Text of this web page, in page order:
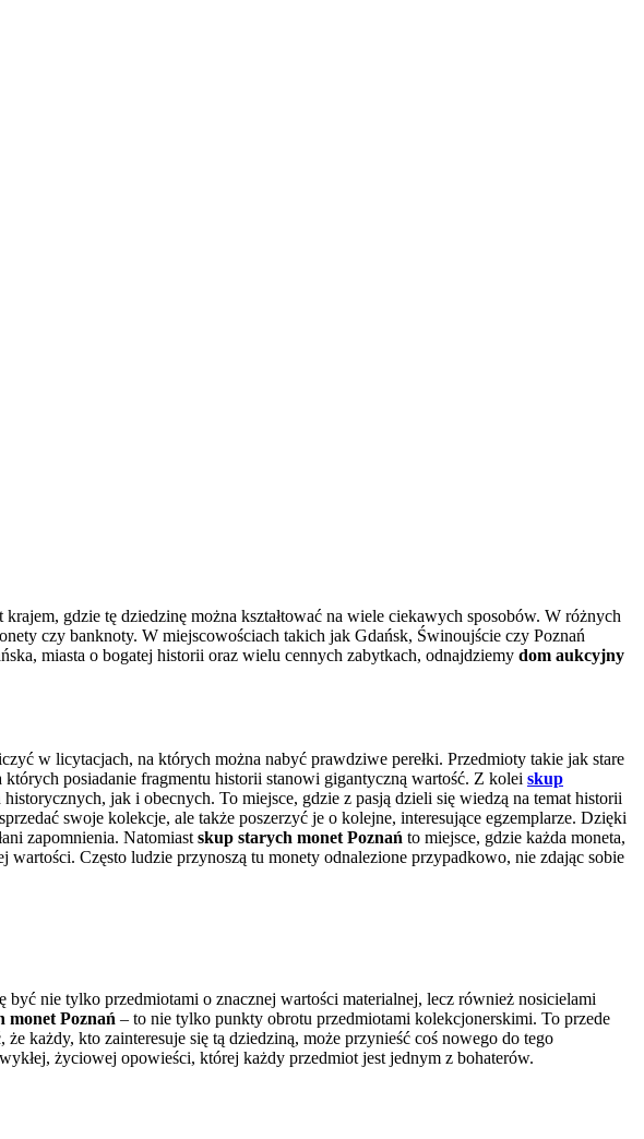
gdzie tę dziedzinę można kształtować na wiele ciekawych sposobów. W różnych
czy banknoty. W miejscowościach takich jak Gdańsk, Świnoujście czy Poznań
miasta o bogatej historii oraz wielu cennych zabytkach, odnajdziemy dom aukcyjny
w licytacjach, na których można nabyć prawdziwe perełki. Przedmioty takie jak stare
posiadanie fragmentu historii stanowi gigantyczną wartość. Z kolei skup
jak i obecnych. To miejsce, gdzie z pasją dzieli się wiedzą na temat historii
swoje kolekcje, ale także poszerzyć je o kolejne, interesujące egzemplarze. Dzięki
zapomnienia. Natomiast skup starych monet Poznań to miejsce, gdzie każda moneta,
Często ludzie przynoszą tu monety odnalezione przypadkowo, nie zdając sobie
być nie tylko przedmiotami o znacznej wartości materialnej, lecz również nosicielami
monet Poznań – to nie tylko punkty obrotu przedmiotami kolekcjonerskimi. To przede
każdy, kto zainteresuje się tą dziedziną, może przynieść coś nowego do tego
życiowej opowieści, której każdy przedmiot jest jednym z bohaterów.